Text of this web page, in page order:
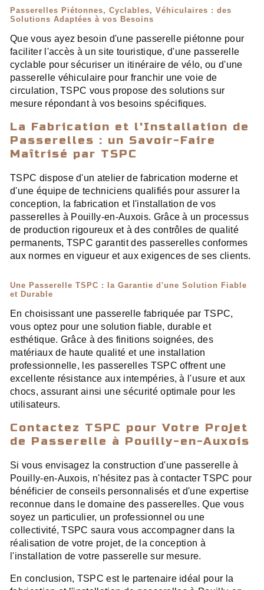
Passerelles Piétonnes, Cyclables, Véhiculaires : des
Solutions Adaptées à vos Besoins
Que vous ayez besoin d'une passerelle piétonne pour
faciliter l'accès à un site touristique, d'une passerelle
cyclable pour sécuriser un itinéraire de vélo, ou d'une
passerelle véhiculaire pour franchir une voie de
circulation, TSPC vous propose des solutions sur
mesure répondant à vos besoins spécifiques.
La Fabrication et l'Installation de
Passerelles : un Savoir-Faire
Maîtrisé par TSPC
TSPC dispose d'un atelier de fabrication moderne et
d'une équipe de techniciens qualifiés pour assurer la
conception, la fabrication et l'installation de vos
passerelles à Pouilly-en-Auxois. Grâce à un processus
de production rigoureux et à des contrôles de qualité
permanents, TSPC garantit des passerelles conformes
aux normes en vigueur et aux exigences de ses clients.
Une Passerelle TSPC : la Garantie d'une Solution Fiable
et Durable
En choisissant une passerelle fabriquée par TSPC,
vous optez pour une solution fiable, durable et
esthétique. Grâce à des finitions soignées, des
matériaux de haute qualité et une installation
professionnelle, les passerelles TSPC offrent une
excellente résistance aux intempéries, à l'usure et aux
chocs, assurant ainsi une sécurité optimale pour les
utilisateurs.
Contactez TSPC pour Votre Projet
de Passerelle à Pouilly-en-Auxois
Si vous envisagez la construction d'une passerelle à
Pouilly-en-Auxois, n'hésitez pas à contacter TSPC pour
bénéficier de conseils personnalisés et d'une expertise
reconnue dans le domaine des passerelles. Que vous
soyez un particulier, un professionnel ou une
collectivité, TSPC saura vous accompagner dans la
réalisation de votre projet, de la conception à
l'installation de votre passerelle sur mesure.
En conclusion, TSPC est le partenaire idéal pour la